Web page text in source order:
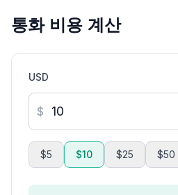
통화 비용 계산
USD
$
$5 $10 $25 $50